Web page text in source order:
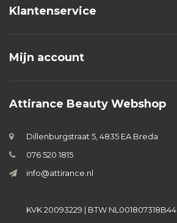
Klantenservice
Mijn account
Attirance Beauty Webshop
Dillenburgstraat 5, 4835 EA Breda
076 520 1815
info@attirance.nl
KVK 20093229 | BTW NL001807318B44